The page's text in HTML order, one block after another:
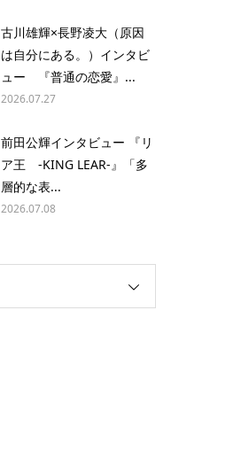
古川雄輝×長野凌大（原因
は自分にある。）インタビ
ュー 『普通の恋愛』...
2026.07.27
前田公輝インタビュー 『リ
ア王 -KING LEAR-』「多
層的な表...
2026.07.08